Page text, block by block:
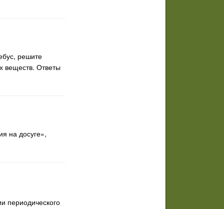
решите
веществ. Ответы
на досуге»,
периодического